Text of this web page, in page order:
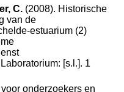
C. (2008). Historische
van de
estuarium (2)
[s.l.]. 1
onderzoekers en